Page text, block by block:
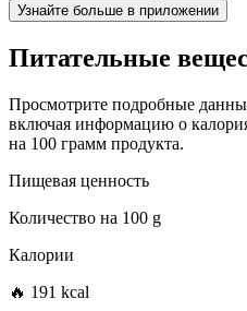
Узнайте больше в приложении
Питательные
Просмотрите подробные
включая информацию о
на 100 грамм продукта.
Пищевая ценность
Количество на 100 g
Калории
🔥 191 kcal